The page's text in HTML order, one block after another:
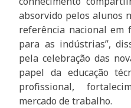
absorvido pelos alunos
referência nacional em
para as indústrias”,
pela celebração das
papel da educação
profissional,
mercado de trabalho.